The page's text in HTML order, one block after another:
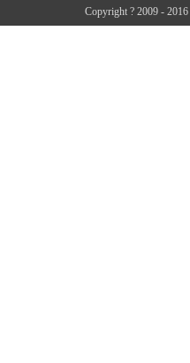
Copyright ? 2009 -